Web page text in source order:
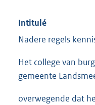
Intitulé
Nadere regels
Het college van
gemeente
overwegende dat